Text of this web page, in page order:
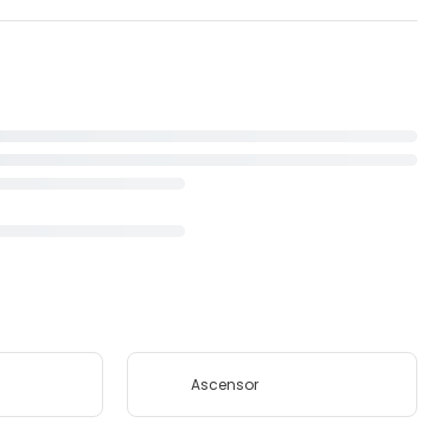
Ascensor